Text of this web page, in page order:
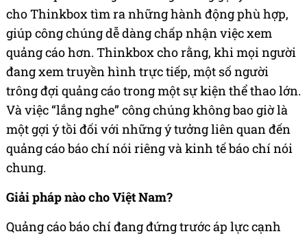
cho Thinkbox tìm ra những hành động phù hợp,
giúp công chúng dễ dàng chấp nhận việc xem
quảng cáo hơn. Thinkbox cho rằng, khi mọi người
đang xem truyền hình trực tiếp, một số người
trông đợi quảng cáo trong một sự kiện thể thao lớn.
Và việc “lắng nghe” công chúng không bao giờ là
một gợi ý tồi đối với những ý tưởng liên quan đến
quảng cáo báo chí nói riêng và kinh tế báo chí nói
chung.
Giải pháp nào cho Việt Nam?
Quảng cáo báo chí đang đứng trước áp lực cạnh